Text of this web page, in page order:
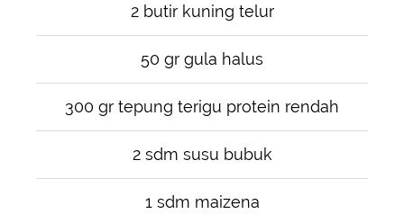
2 butir kuning telur
50 gr gula halus
300 gr tepung terigu protein rendah
2 sdm susu bubuk
1 sdm maizena